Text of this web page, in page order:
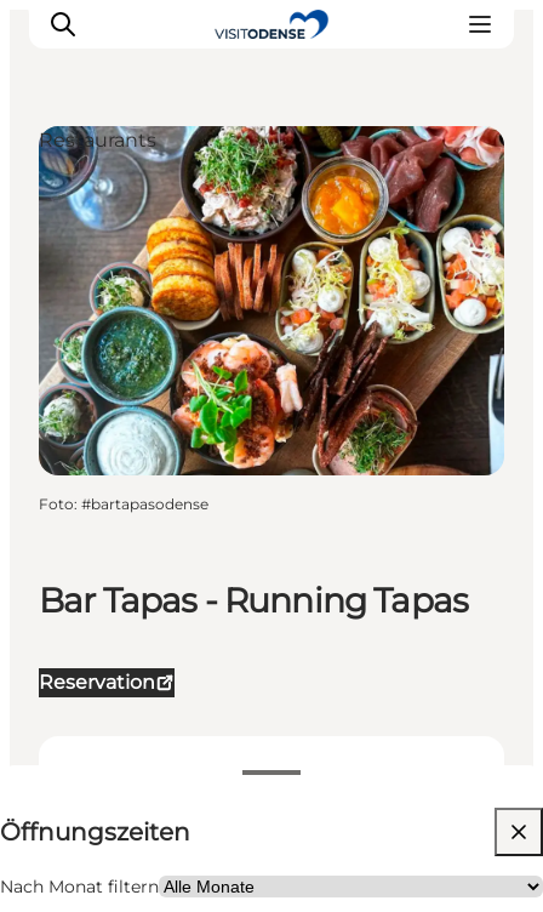
Odense erleben
Veranstaltungen
Reiseplanung
Inspiration
Bar Tapas - Running Tapas
Reservation
Öffnungszeiten anzeigen
Öffnungszeiten
Nach Monat filtern
Website besuchen
Freunde
Restaurants
Foto: #bartapasodense